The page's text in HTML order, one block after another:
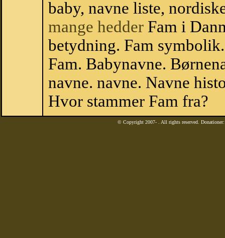
baby, navne liste,
mange hedder Fam i
betydning. Fam
Fam. Babynavne.
navne. navne. Navne
Hvor stammer Fam fra?
© Copyright 2007- . All rights reserved.